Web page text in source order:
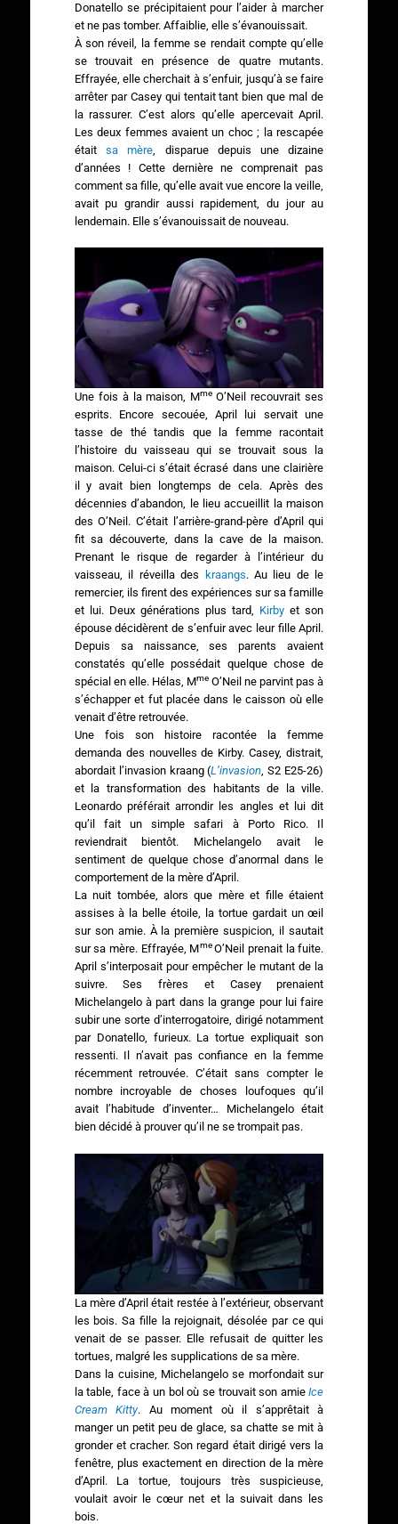
Donatello se précipitaient pour l’aider à marcher
et ne pas tomber. Affaiblie, elle s’évanouissait.
À son réveil, la femme se rendait compte qu’elle
se trouvait en présence de quatre mutants.
Effrayée, elle cherchait à s’enfuir, jusqu’à se faire
arrêter par Casey qui tentait tant bien que mal de
la rassurer. C’est alors qu’elle apercevait April.
Les deux femmes avaient un choc ; la rescapée
était sa mère , disparue depuis une dizaine
d’années ! Cette dernière ne comprenait pas
comment sa fille, qu’elle avait vue encore la veille,
avait pu grandir aussi rapidement, du jour au
lendemain. Elle s’évanouissait de nouveau.
Une fois à la maison, Mme O’Neil recouvrait ses
esprits. Encore secouée, April lui servait une
tasse de thé tandis que la femme racontait
l’histoire du vaisseau qui se trouvait sous la
maison. Celui-ci s’était écrasé dans une clairière
il y avait bien longtemps de cela. Après des
décennies d’abandon, le lieu accueillit la maison
des O’Neil. C’était l’arrière-grand-père d’April qui
fit sa découverte, dans la cave de la maison.
Prenant le risque de regarder à l’intérieur du
vaisseau, il réveilla des
kraangs. Au lieu de le
remercier, ils firent des expériences sur sa famille
et lui. Deux générations plus tard, Kirby et son
épouse décidèrent de s’enfuir avec leur fille April.
Depuis sa naissance, ses parents avaient
constatés qu’elle possédait quelque chose de
spécial en elle. Hélas, Mme O’Neil ne parvint pas à
s’échapper et fut placée dans le caisson où elle
venait d’être retrouvée.
Une fois son histoire racontée la femme
demanda des nouvelles de Kirby. Casey, distrait,
abordait l’invasion kraang (L’invasion, S2 E25-26)
et la transformation des habitants de la ville.
Leonardo préférait arrondir les angles et lui dit
qu’il fait un simple safari à Porto Rico. Il
reviendrait bientôt. Michelangelo avait le
sentiment de quelque chose d’anormal dans le
comportement de la mère d’April.
La nuit tombée, alors que mère et fille étaient
assises à la belle étoile, la tortue gardait un œil
sur son amie. À la première suspicion, il sautait
sur sa mère. Effrayée, Mme O’Neil prenait la fuite.
April s’interposait pour empêcher le mutant de la
suivre. Ses frères et Casey prenaient
Michelangelo à part dans la grange pour lui faire
subir une sorte d’interrogatoire, dirigé notamment
par Donatello, furieux. La tortue expliquait son
ressenti. Il n’avait pas confiance en la femme
récemment retrouvée. C’était sans compter le
nombre incroyable de choses loufoques qu’il
avait l’habitude d’inventer… Michelangelo était
bien décidé à prouver qu’il ne se trompait pas.
La mère d’April était restée à l’extérieur, observant
les bois. Sa fille la rejoignait, désolée par ce qui
venait de se passer. Elle refusait de quitter les
tortues, malgré les supplications de sa mère.
Dans la cuisine, Michelangelo se morfondait sur
la table, face à un bol où se trouvait son amieIce
Cream Kitty. Au moment où il s’apprêtait à
manger un petit peu de glace, sa chatte se mit à
gronder et cracher. Son regard était dirigé vers la
fenêtre, plus exactement en direction de la mère
d’April. La tortue, toujours très suspicieuse,
voulait avoir le cœur net et la suivait dans les
bois.